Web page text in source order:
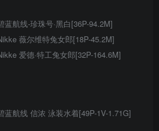
航线-珍珠号·黑白[36P-94.2M]
薇尔维特兔女郎[18P-45.2M]
爱德·特工兔女郎[32P-164.6M]
蓝航线 信浓 泳装水着[49P-1V-1.71G]